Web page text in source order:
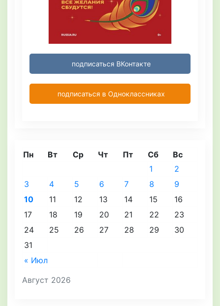
подписаться ВКонтакте
подписаться в Одноклассниках
Август 2026
Пн Вт Ср Чт Пт Сб Вс
« Июл
1
2
3
4 5 6 7 8
9
10
11 12 13 14 15
16
17
18 19 20 21 22
23
24
25 26 27 28 29
30
31